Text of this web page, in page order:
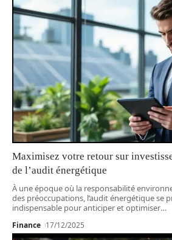
Maximisez votre retour sur
de l’audit énergétique
À une époque où la responsabilité
des préoccupations, l’audit énergétique se
indispensable pour anticiper et optimiser…
Finance 17/12/2025